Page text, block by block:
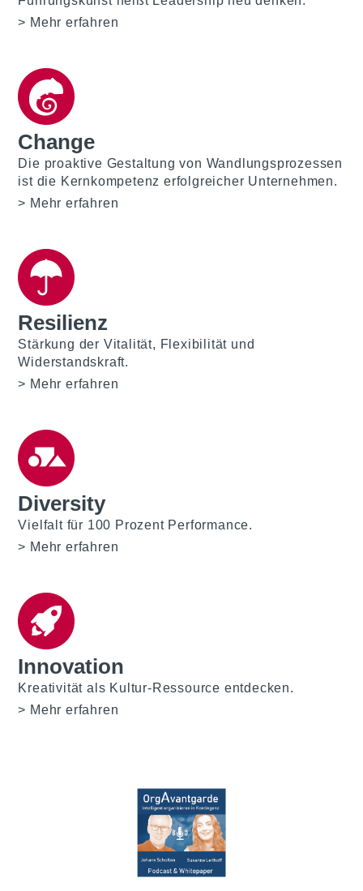
Mehr erfahren
Change
Die proaktive Gestaltung von Wandlungsprozessen
ist die Kernkompetenz erfolgreicher Unternehmen.
Mehr erfahren
Resilienz
Stärkung der Vitalität, Flexibilität und
Widerstandskraft.
Mehr erfahren
Diversity
Vielfalt für 100 Prozent Performance.
Mehr erfahren
Innovation
Kreativität als Kultur-Ressource entdecken.
Mehr erfahren